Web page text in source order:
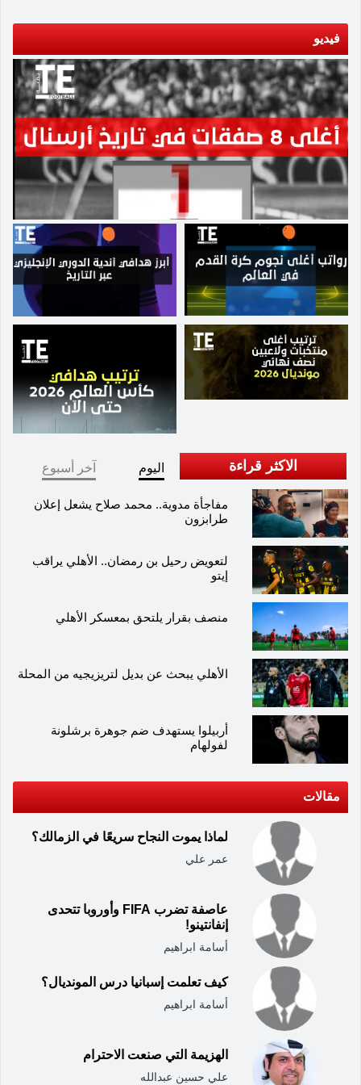
توتنهام صاحب المركز الخامس الذي يمتلك مباراتين
مؤجلتين.
الذي يعد خبيرا في تحقيق الانتصارات بالمباريات
الأوروبي أربع مرات، إن كل هذا جزء من الجدول.
إيمري: "الآن يجب أن يكون اللاعبون جاهزين، أن
يكونوا محترفين، يلعبون المباريات ويتعافون، أن
أذكياء، ومحترفين". وأضاف: "الآن عليهم أن يكونوا
جاهزين للعب أكثر من مباراة في الأسبوع هذه هي
الطريقة". وأكد: "هذه هي طبيعة الجدول وطريقة
العمل لدينا. خوض المباريات يوم الخميس يجعل
خوضها مجددا يوم الأحد صعبا يتعين علينا التعافي
الجمعة والتركيز على مباراة يوم السبت ثم نكون
جاهزين للعب مجددا". وأردف: "الآن هدفنا هو
اللاعبين، وأن نحاول الاستعداد للمباراة وأن ننافس
مباراة الأحد". وأوضح: "الطريقة الوحيدة للفوز هناك
هو أن تكون منافسا قويا طوال المباراة، وأن تكون
حاسما في اتخاذ القرار".
في المركز الثاني في الدوري، بكأس الاتحاد
إيمري "لعبنا بشغف كبير، ولأننا فريق ناضج أعتقد أننا
نُطور عقليتنا في مباريات مثل هذه. في البداية كنا
المرشحين للفوز، ولكن من الصعب التعامل مع كل
مباراة، كنا نلعب بشغف وبعقلية ناضجة ونحاول أن
نضع خطة لعبنا في الاعتبار، بعد ذلك أظهرنا ردة فعل
مرة أخرى، ضغطنا في اللحظة الأخيرة لأننا حصلنا
على فرصتين أو ثلاث فرص وسجلنا هدفا منها". وقال
إيمري إن فيلا يحاول منح نفسه فرصة أخرى للفوز
بالألقاب. وأوضح المدرب "كنا نتحدث قبل المباراة
كأس الاتحاد الإنجليزي.. كنا نتحدث عن لاعبينا ومدى
نجاحهم في هذه المسابقة - ليس كثيرا! فقط إميليانو
(مارتينيز) وكالوم تشامبرز فازا باللقب مع أرسنال،
نجح فيلا منذ فترة طويلة في الفوز بسبعة ألقاب في
هذه المسابقة، نحن هنا لمحاولة قطع خطوة أخرى
إلى الأمام في هذا النادي، نحاول اللعب في منافسة
مختلفة ونسعى للتنافس لتحقيق شيء". ويخوض فيلا
مباراته القادمة خارج أرضه في ملعب جوديسون
أمام إيفرتون في الدوري الممتاز يوم 14 يناير.
فيديو
الاكثر قراءة اليوم آخر أسبوع
مفاجأة مدوية.. محمد صلاح يشعل إعلان
طرابزون
لتعويض رحيل بن رمضان.. الأهلي يراقب
إيتو
منصف بقرار يلتحق بمعسكر الأهلي
الأهلي يبحث عن بديل لتريزيجيه من المحلة
أربيلوا يستهدف ضم جوهرة برشلونة
لفولهام
مقالات
لماذا يموت النجاح سريعًا في الزمالك؟
عمر علي
عاصفة تضرب FIFA وأوروبا تتحدى
إنفانتينو!
أسامة ابراهيم
كيف تعلمت إسبانيا درس المونديال؟
أسامة ابراهيم
الهزيمة التي صنعت الاحترام
علي حسين عبدالله